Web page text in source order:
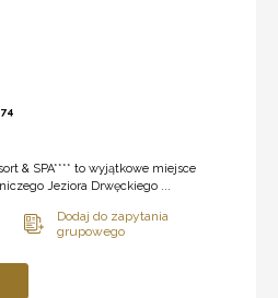
& SPA**** to wyjątkowe miejsce
Jeziora Drwęckiego ...